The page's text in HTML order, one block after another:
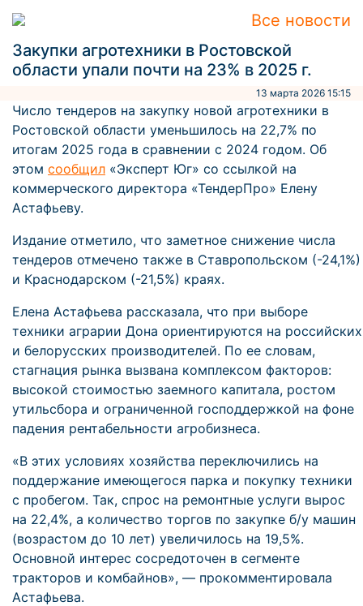
Все новости
Закупки агротехники в Ростовской
области упали почти на 23% в 2025 г.
13 марта 2026 15:15
Число тендеров на закупку новой агротехники в
Ростовской области уменьшилось на 22,7% по
итогам 2025 года в сравнении с 2024 годом. Об
этом сообщил «Эксперт Юг» со ссылкой на
коммерческого директора «ТендерПро» Елену
Астафьеву.
Издание отметило, что заметное снижение числа
тендеров отмечено также в Ставропольском (-24,1%)
и Краснодарском (-21,5%) краях.
Елена Астафьева рассказала, что при выборе
техники аграрии Дона ориентируются на российских
и белорусских производителей. По ее словам,
стагнация рынка вызвана комплексом факторов:
высокой стоимостью заемного капитала, ростом
утильсбора и ограниченной господдержкой на фоне
падения рентабельности агробизнеса.
«В этих условиях хозяйства переключились на
поддержание имеющегося парка и покупку техники
с пробегом. Так, спрос на ремонтные услуги вырос
на 22,4%, а количество торгов по закупке б/у машин
(возрастом до 10 лет) увеличилось на 19,5%.
Основной интерес сосредоточен в сегменте
тракторов и комбайнов», — прокомментировала
Астафьева.